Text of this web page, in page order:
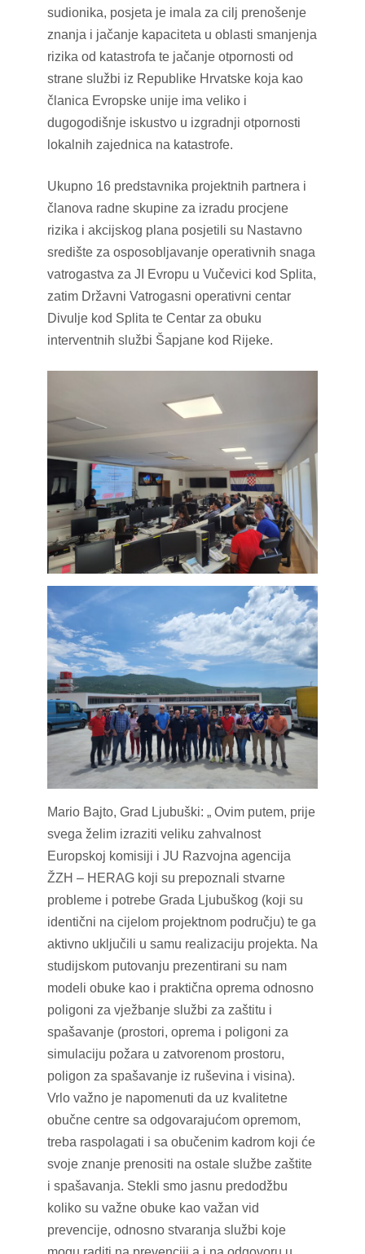
sudionika, posjeta je imala za cilj prenošenje
znanja i jačanje kapaciteta u oblasti smanjenja
rizika od katastrofa te jačanje otpornosti od
strane službi iz Republike Hrvatske koja kao
članica Evropske unije ima veliko i
dugogodišnje iskustvo u izgradnji otpornosti
lokalnih zajednica na katastrofe.
Ukupno 16 predstavnika projektnih partnera i
članova radne skupine za izradu procjene
rizika i akcijskog plana posjetili su Nastavno
središte za osposobljavanje operativnih snaga
vatrogastva za JI Evropu u Vučevici kod Splita,
zatim Državni Vatrogasni operativni centar
Divulje kod Splita te Centar za obuku
interventnih službi Šapjane kod Rijeke.
Mario Bajto, Grad Ljubuški: „ Ovim putem, prije
svega želim izraziti veliku zahvalnost
Europskoj komisiji i JU Razvojna agencija
ŽZH – HERAG koji su prepoznali stvarne
probleme i potrebe Grada Ljubuškog (koji su
identični na cijelom projektnom području) te ga
aktivno uključili u samu realizaciju projekta. Na
studijskom putovanju prezentirani su nam
modeli obuke kao i praktična oprema odnosno
poligoni za vježbanje službi za zaštitu i
spašavanje (prostori, oprema i poligoni za
simulaciju požara u zatvorenom prostoru,
poligon za spašavanje iz ruševina i visina).
Vrlo važno je napomenuti da uz kvalitetne
obučne centre sa odgovarajućom opremom,
treba raspolagati i sa obučenim kadrom koji će
svoje znanje prenositi na ostale službe zaštite
i spašavanja. Stekli smo jasnu predodžbu
koliko su važne obuke kao važan vid
prevencije, odnosno stvaranja službi koje